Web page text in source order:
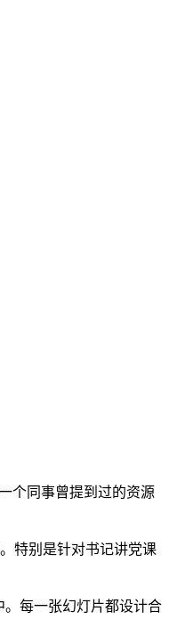
个同事曾提到过的资源
特别是针对书记讲党课
每一张幻灯片都设计合